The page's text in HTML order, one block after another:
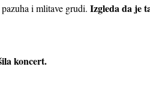
i mlitave grudi. Izgleda da je
koncert.